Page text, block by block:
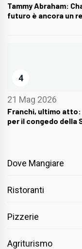
Tammy Abraham:
futuro è ancora un
4
21 Mag 2026
Franchi, ultimo atto:
per il congedo della
Dove Mangiare
Ristoranti
Pizzerie
Agriturismo